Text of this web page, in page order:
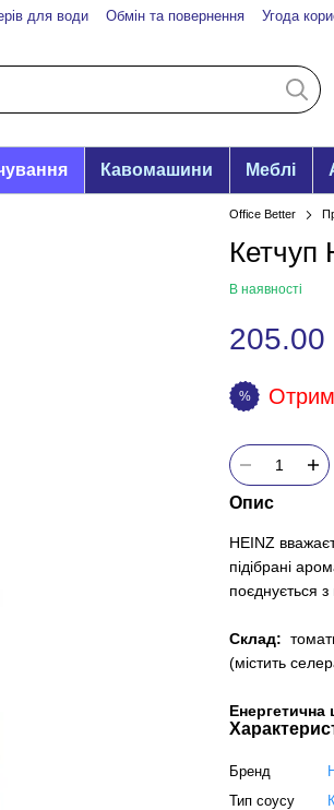
для води Обмін та повернення Угода
Кавомашини Меблі
Office Better
Кетчуп
В наявності
205.00
%
Опис
HEINZ
підібрані
поєднується
Склад:
(містить
Енергетична
Бренд
Тип соусу